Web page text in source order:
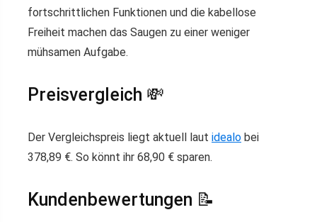
fortschrittlichen Funktionen und die kabellose
Freiheit machen das Saugen zu einer weniger
mühsamen Aufgabe.
Preisvergleich 💸
Der Vergleichspreis liegt aktuell laut idealo bei
378,89 €. So könnt ihr 68,90 € sparen.
Kundenbewertungen 📝